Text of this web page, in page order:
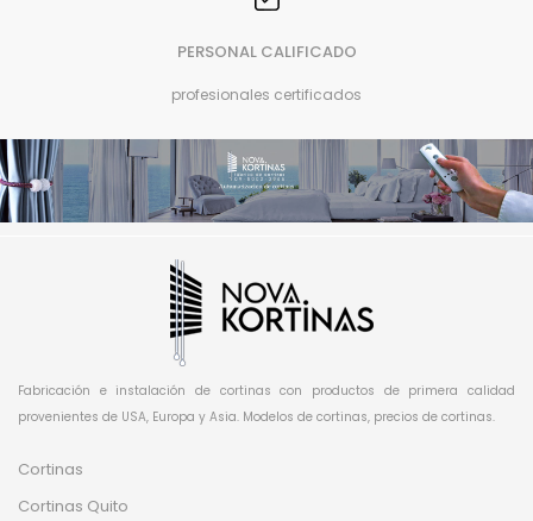
PERSONAL CALIFICADO
profesionales certificados
Fabricación e instalación de cortinas con productos de primera calidad
provenientes de USA, Europa y Asia. Modelos de cortinas, precios de cortinas.
Cortinas
Cortinas Quito